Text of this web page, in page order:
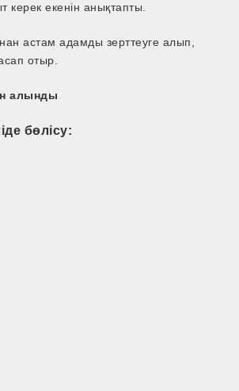
керек екенін анықтапты.
астам адамды зерттеуге алып,
отыр.
алынды
бөлісу: